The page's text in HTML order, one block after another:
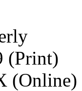
(Print)
(Online)